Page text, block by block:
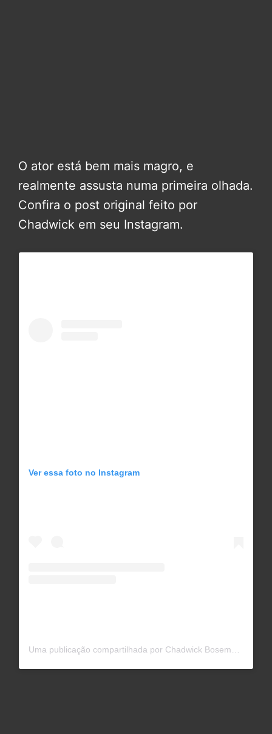
O ator está bem mais magro, e
realmente assusta numa primeira olhada.
Confira o post original feito por
Chadwick em seu Instagram.
Ver essa foto no Instagram